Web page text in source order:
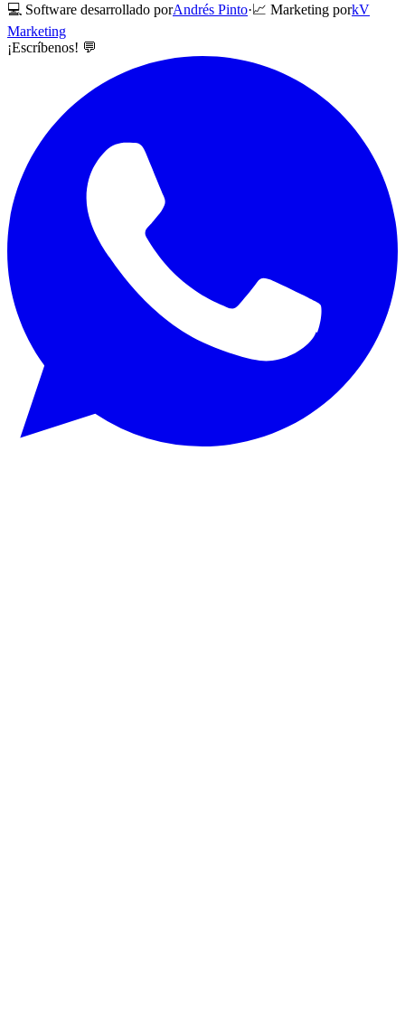
💻 Software desarrollado porAndrés Pinto·📈 Marketing porkV
Marketing
¡Escríbenos! 💬